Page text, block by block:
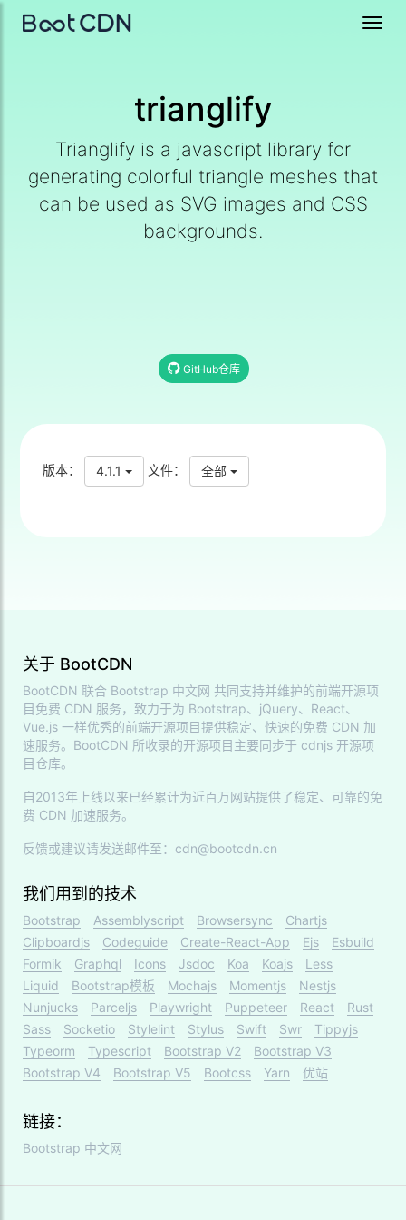
trianglify
Trianglify is a javascript library for
generating colorful triangle meshes that
can be used as SVG images and CSS
backgrounds.
GitHub仓库
版本： 4.1.1 文件： 全部
关于 BootCDN
BootCDN 联合 Bootstrap 中文网 共同支持并维护的前端开源项
目免费 CDN 服务，致力于为 Bootstrap、jQuery、React、
Vue.js 一样优秀的前端开源项目提供稳定、快速的免费 CDN 加
速服务。BootCDN 所收录的开源项目主要同步于 cdnjs 开源项
目仓库。
自2013年上线以来已经累计为近百万网站提供了稳定、可靠的免
费 CDN 加速服务。
反馈或建议请发送邮件至：cdn@bootcdn.cn
我们用到的技术
Bootstrap Assemblyscript Browsersync
Chartjs
Clipboardjs
Codeguide Create-React-App Ejs
Esbuild
Formik
Graphql Icons Jsdoc Koa Koajs
Less
Liquid
Bootstrap模板 Mochajs Momentjs
Nestjs
Nunjucks
Parceljs Playwright Puppeteer React
Rust
Sass
Socketio Stylelint Stylus Swift Swr
Tippyjs
Typeorm
Typescript Bootstrap V2
Bootstrap V3
Bootstrap V4
Bootstrap V5 Bootcss Yarn 优站
链接：
Bootstrap 中文网